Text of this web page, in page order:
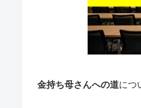
金持ち母さんへの道につ